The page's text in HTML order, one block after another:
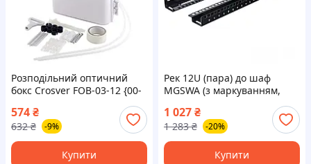
Розподільний оптичний
бокс Crosver FOB-03-12 {00-
574₴
632 ₴ -9%
Купити
Рек 12U (пара) до шаф
MGSWA (з маркуванням,
1 027₴
1 283 ₴ -20%
Купити